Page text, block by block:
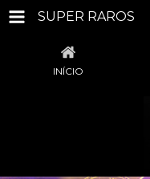
SUPER RAROS
INÍCIO